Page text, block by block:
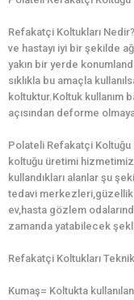
Refakatçi Koltukları
ve hastayı iyi bir şekilde
yakın bir yerde
sıklıkla bu amaçla
koltuktur.Koltuk kullanım
açısından deforme
Polateli Refakatçi Koltuğu
koltuğu üretimi
kullandıkları alanlar şu
tedavi
ev,hasta gözlem
zamanda yatabilecek
Refakatçi Koltukları
Kumaş= Koltukta